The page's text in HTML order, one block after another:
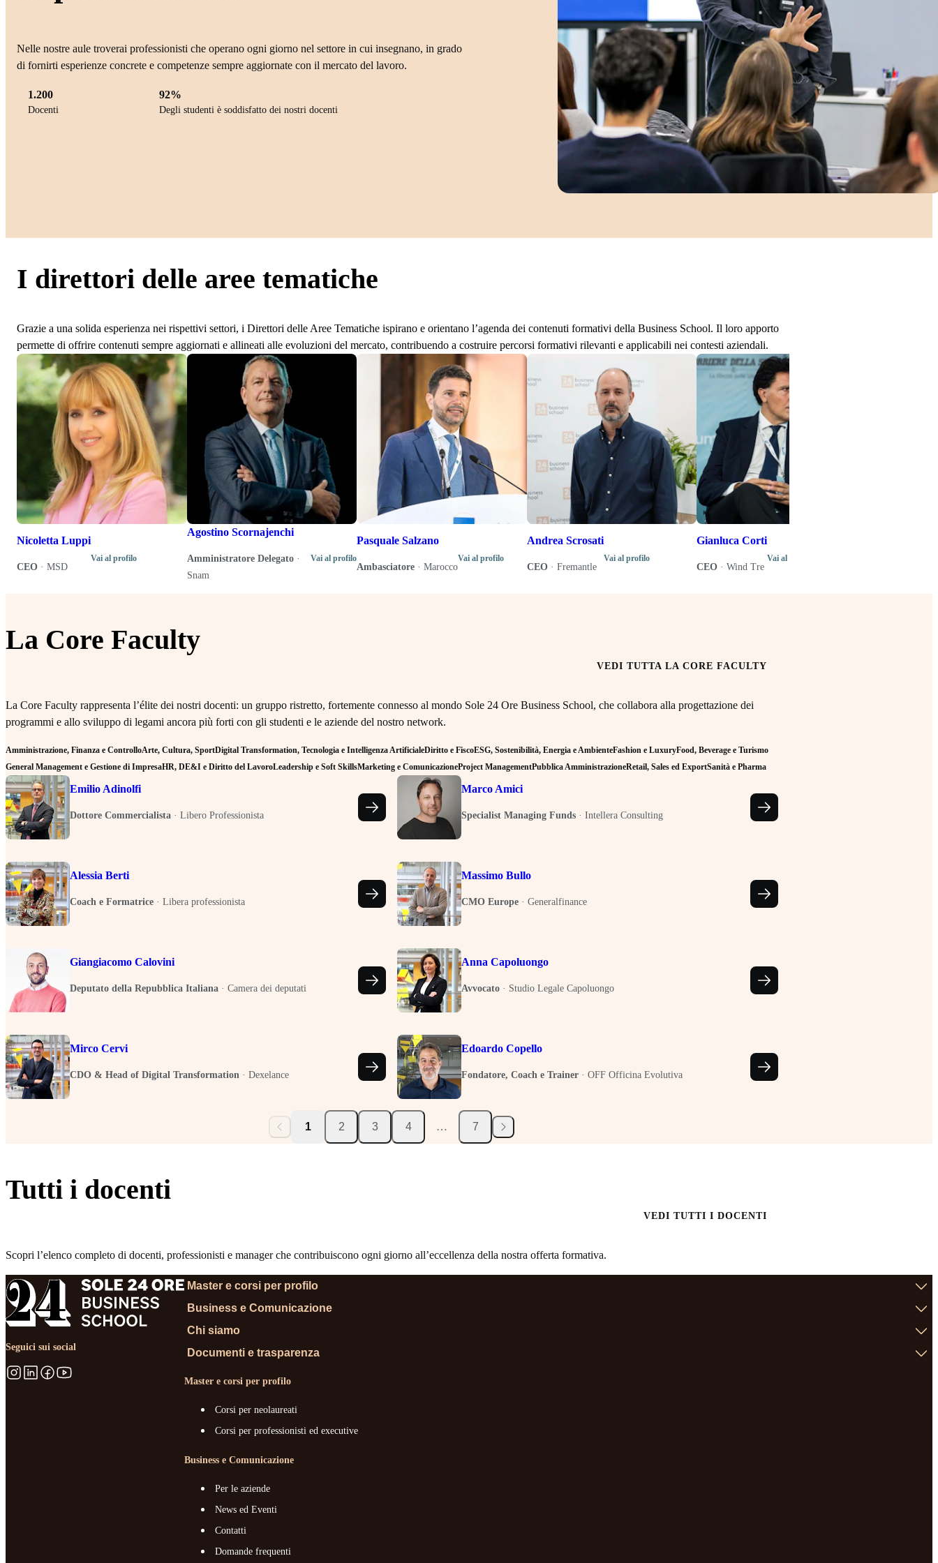
Nelle nostre aule troverai professionisti che operano ogni giorno nel settore in cui insegnano, in grado
di fornirti esperienze concrete e competenze sempre aggiornate con il mercato del lavoro.
1.200
Docenti
92%
Degli studenti è soddisfatto dei nostri docenti
I direttori delle aree tematiche
Grazie a una solida esperienza nei rispettivi settori, i Direttori delle Aree Tematiche ispirano e orientano l’agenda dei contenuti formativi della Business School. Il loro apporto
permette di offrire contenuti sempre aggiornati e allineati alle evoluzioni del mercato, contribuendo a costruire percorsi formativi rilevanti e applicabili nei contesti aziendali.
Nicoletta Luppi
CEO · MSD
Vai al profilo
Agostino Scornajenchi
Amministratore Delegato ·
Snam
Vai al profilo
Pasquale Salzano
Ambasciatore · Marocco
Vai al profilo
Andrea Scrosati
CEO · Fremantle
Vai al profilo
Gianluca Corti
CEO · Wind Tre
Vai al profilo
La Core Faculty
VEDI TUTTA LA CORE FACULTY
La Core Faculty rappresenta l’élite dei nostri docenti: un gruppo ristretto, fortemente connesso al mondo Sole 24 Ore Business School, che collabora alla progettazione dei
programmi e allo sviluppo di legami ancora più forti con gli studenti e le aziende del nostro network.
Amministrazione, Finanza e ControlloArte, Cultura, SportDigital Transformation, Tecnologia e Intelligenza ArtificialeDiritto e FiscoESG, Sostenibilità, Energia e AmbienteFashion e LuxuryFood, Beverage e Turismo
General Management e Gestione di ImpresaHR, DE&I e Diritto del LavoroLeadership e Soft SkillsMarketing e ComunicazioneProject ManagementPubblica AmministrazioneRetail, Sales ed ExportSanità e Pharma
Emilio Adinolfi
Dottore Commercialista · Libero Professionista
Marco Amici
Specialist Managing Funds · Intellera Consulting
Alessia Berti
Coach e Formatrice · Libera professionista
Massimo Bullo
CMO Europe · Generalfinance
Giangiacomo Calovini
Deputato della Repubblica Italiana · Camera dei deputati
Anna Capoluongo
Avvocato · Studio Legale Capoluongo
Mirco Cervi
CDO & Head of Digital Transformation · Dexelance
Edoardo Copello
Fondatore, Coach e Trainer · OFF Officina Evolutiva
1 2 3 4 … 7
Tutti i docenti
VEDI TUTTI I DOCENTI
Scopri l’elenco completo di docenti, professionisti e manager che contribuiscono ogni giorno all’eccellenza della nostra offerta formativa.
Seguici sui social
Master e corsi per profilo
Business e Comunicazione
Chi siamo
Documenti e trasparenza
Master e corsi per profilo
Corsi per neolaureati
Corsi per professionisti ed executive
Business e Comunicazione
Per le aziende
News ed Eventi
Contatti
Domande frequenti